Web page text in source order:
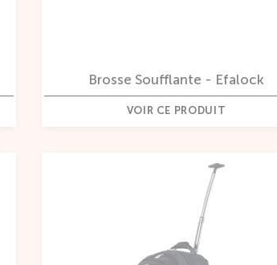
Brosse Soufflante - Efalock
VOIR CE PRODUIT